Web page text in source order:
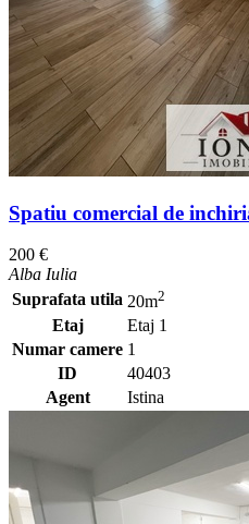
Spatiu comercial de
200 €
Alba Iulia
Suprafata utila 20m2
Etaj
Etaj 1
Numar camere 1
ID
40403
Agent
Istina